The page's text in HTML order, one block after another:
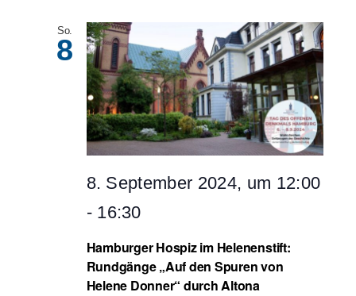
So.
8
Hamburger Hospiz im Helenenstift:
Rundgänge „Auf den Spuren von
Helene Donner“ durch Altona
8. September 2024, um 12:00
- 16:30